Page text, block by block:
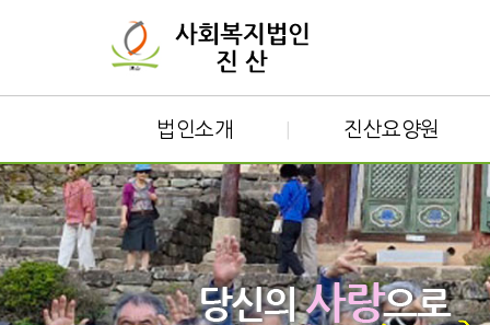
법인소개 진산요양원